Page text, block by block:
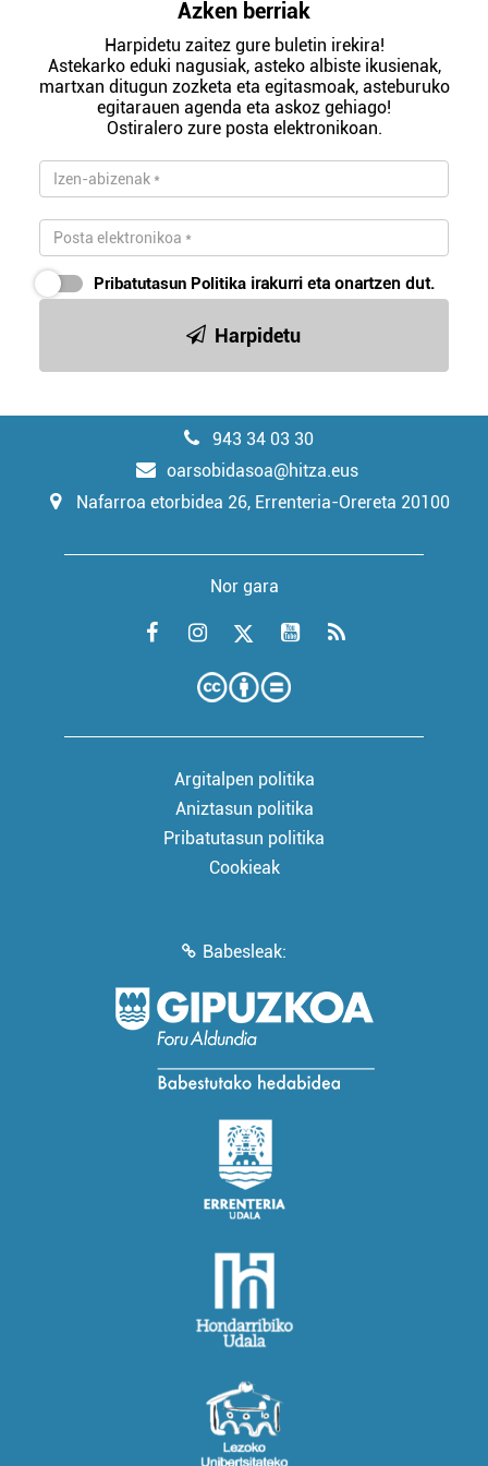
Azken berriak
Harpidetu zaitez gure buletin irekira!
Astekarko eduki nagusiak, asteko albiste ikusienak,
martxan ditugun zozketa eta egitasmoak, asteburuko
egitarauen agenda eta askoz gehiago!
Ostiralero zure posta elektronikoan.
Pribatutasun Politika irakurri eta onartzen dut.
Harpidetu
943 34 03 30
oarsobidasoa@hitza.eus
Nafarroa etorbidea 26, Errenteria-Orereta 20100
Nor gara
Argitalpen politika
Aniztasun politika
Pribatutasun politika
Cookieak
Babesleak: